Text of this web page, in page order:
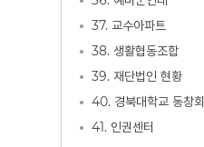
37. 교수아파트
38. 생활협동조합
39. 재단법인 현황
40. 경북대학교 동창회
41. 인권센터